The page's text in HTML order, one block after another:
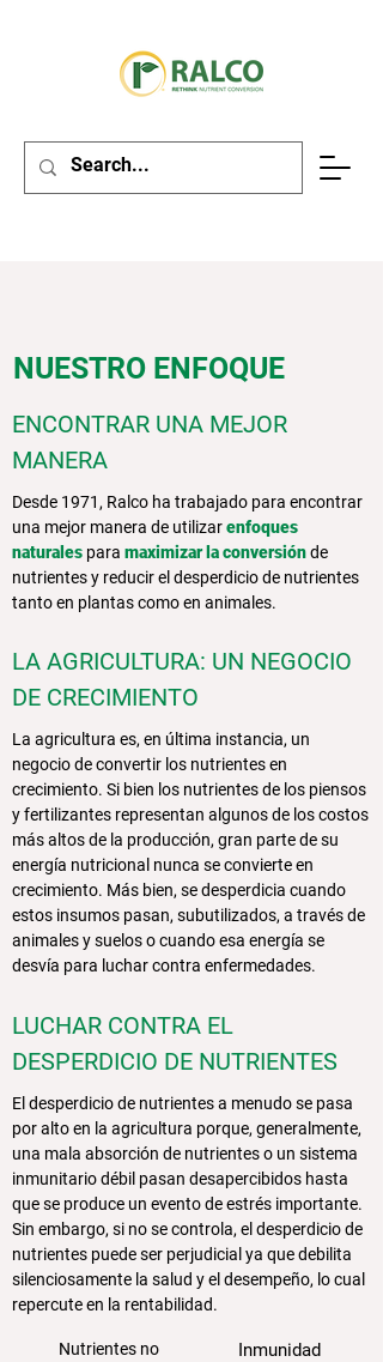
NUESTRO ENFOQUE
ENCONTRAR UNA MEJOR
MANERA
Desde 1971, Ralco ha trabajado para encontrar
una mejor manera de utilizarenfoques
naturales para maximizar laconversiónde
nutrientes y reducir el desperdicio de nutrientes
tanto en plantas como en animales.
LA AGRICULTURA: UN NEGOCIO
DE CRECIMIENTO
La agricultura es, en última instancia, un
negocio de convertir los nutrientes en
crecimiento. Si bien los nutrientes de los piensos
y fertilizantes representan algunos de los costos
más altos de la producción, gran parte de su
energía nutricional nunca se convierte en
crecimiento. Más bien, se desperdicia cuando
estos insumos pasan, subutilizados, a través de
animales y suelos o cuando esa energía se
desvía para luchar contra enfermedades.
LUCHAR CONTRA EL
DESPERDICIO DE NUTRIENTES
El desperdicio de nutrientes a menudo se pasa
por alto en la agricultura porque, generalmente,
una mala absorción de nutrientes o un sistema
inmunitario débil pasan desapercibidos hasta
que se produce un evento de estrés importante.
Sin embargo, si no se controla, el desperdicio de
nutrientes puede ser perjudicial ya que debilita
silenciosamente la salud y el desempeño, lo cual
repercute en la rentabilidad.
Nutrientes no
Inmunidad